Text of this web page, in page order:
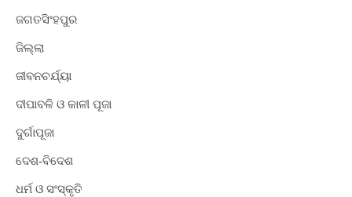
ଜଗତସିଂହପୁର
ଜିଲ୍ଲା
ଜୀବନଚର୍ଯ୍ୟା
ଦୀପାବଳି ଓ କାଳୀ ପୂଜା
ଦୁର୍ଗାପୂଜା
ଦେଶ-ବିଦେଶ
ଧର୍ମ ଓ ସଂସ୍କୃତି